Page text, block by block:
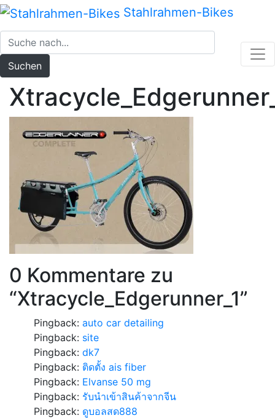
Zum
Inhalt
springen
Stahlrahmen-Bikes
Suchen
0 Kommentare zu
“Xtracycle_Edgerunner_1”
Pingback: auto car detailing
Pingback: site
Pingback: dk7
Pingback: ติดตั้ง ais fiber
Pingback: Elvanse 50 mg
Pingback: รับนำเข้าสินค้าจากจีน
Pingback: ดูบอลสด888